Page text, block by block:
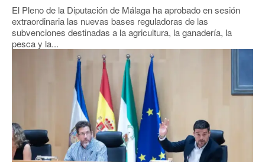
El Pleno de la Diputación de Málaga ha aprobado en sesión
extraordinaria las nuevas bases reguladoras de las
subvenciones destinadas a la agricultura, la ganadería, la
pesca y la...